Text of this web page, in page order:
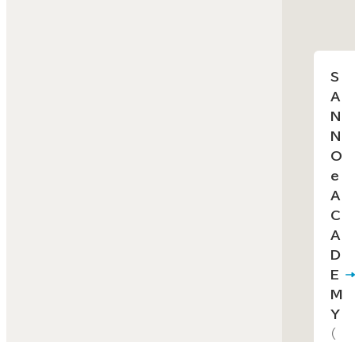
個人
講申
込み
Web
サイト
S
A
N
N
O
e
A
C
A
D
E
M
Y
（